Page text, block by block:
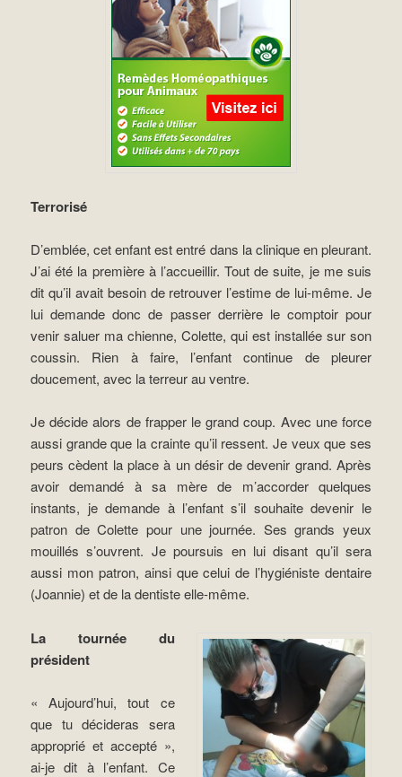
Terrorisé
D’emblée, cet enfant est entré dans la clinique en pleurant.
J’ai été la première à l’accueillir. Tout de suite, je me suis
dit qu’il avait besoin de retrouver l’estime de lui-même. Je
lui demande donc de passer derrière le comptoir pour
venir saluer ma chienne, Colette, qui est installée sur son
coussin. Rien à faire, l’enfant continue de pleurer
doucement, avec la terreur au ventre.
Je décide alors de frapper le grand coup. Avec une force
aussi grande que la crainte qu’il ressent. Je veux que ses
peurs cèdent la place à un désir de devenir grand. Après
avoir demandé à sa mère de m’accorder quelques
instants, je demande à l’enfant s’il souhaite devenir le
patron de Colette pour une journée. Ses grands yeux
mouillés s’ouvrent. Je poursuis en lui disant qu’il sera
aussi mon patron, ainsi que celui de l’hygiéniste dentaire
(Joannie) et de la dentiste elle-même.
La tournée du
président
« Aujourd’hui, tout ce
que tu décideras sera
approprié et accepté »,
ai-je dit à l’enfant. Ce